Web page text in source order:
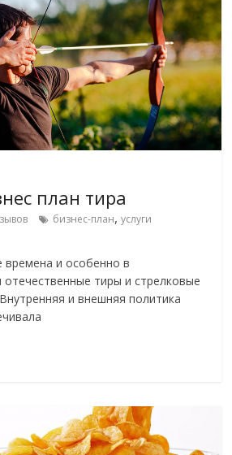
план тира
бизнес-план,услуги
времена и особенно в
тиры и стрелковые
и внешняя политика